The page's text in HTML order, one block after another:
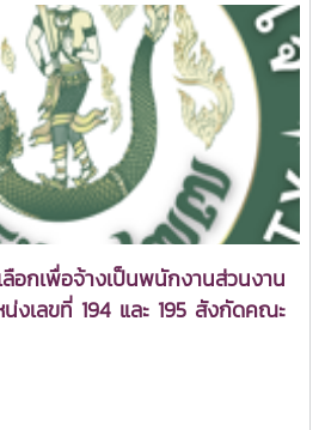
อกเพื่อจ้างเป็นพนักงานส่วนงาน
งเลขที่ 194 และ 195 สังกัดคณะ